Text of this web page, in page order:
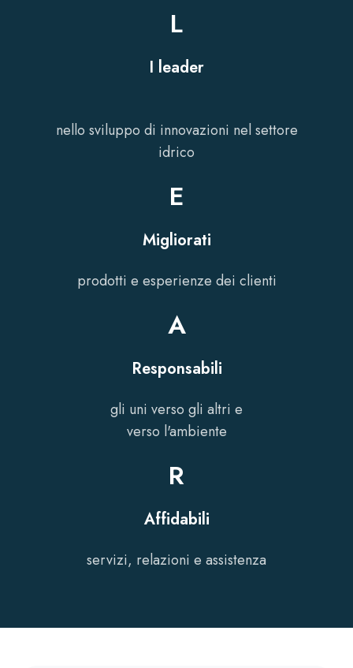
L
I leader
nello sviluppo di innovazioni nel settore
idrico
E
Migliorati
prodotti e esperienze dei clienti
A
Responsabili
gli uni verso gli altri e
verso l'ambiente
R
Affidabili
servizi, relazioni e assistenza